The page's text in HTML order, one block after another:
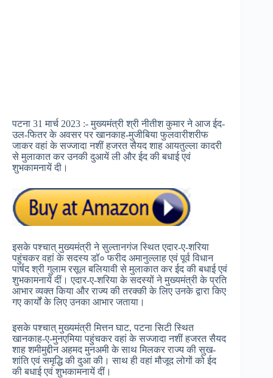
पटना 31 मार्च 2023 :- मुख्यमंत्री श्री नीतीश कुमार ने आज ईद-
उल-फितर के अवसर पर खानकाह-मुजीबिया फुलवारीशरीफ
जाकर वहां के सज्जादा नशीं हजरत सैयद शाह आयतुल्ला कादरी
से मुलाकात कर उनकी दुआयें ली और ईद की बधाई एवं
शुभकामनायें दी।
इसके पश्चात् मुख्यमंत्री ने सुल्तानगंज स्थित एदार-ए-शरिया
पहुंचकर वहां के सदस्य डॉ० फरीद अमानुल्लाह एवं पूर्व विधान
पार्षद श्री गुलाम रसूल बलियावी से मुलाकात कर ईद की बधाई एवं
शुभकामनायें दीं। एदार-ए-शरिया के सदस्यों ने मुख्यमंत्री के प्रति
आभार व्यक्त किया और राज्य की तरक्की के लिए उनके द्वारा किए
गए कार्यों के लिए उनका आभार जताया।
इसके पश्चात् मुख्यमंत्री मित्तन घाट, पटना सिटी स्थित
खानकाह-ए-मुनएमिया पहुंचकर वहां के सज्जादा नशीं हजरत सैयद
शाह शमीमुद्दीन अहमद मुनअमी के साथ मिलकर राज्य की सुख-
शांति एवं समृद्धि की दुआ की। साथ ही वहां मौजूद लोगों को ईद
की बधाई एवं शुभकामनायें दीं।